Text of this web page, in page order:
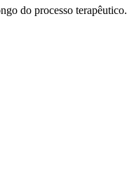
do processo terapêutico.